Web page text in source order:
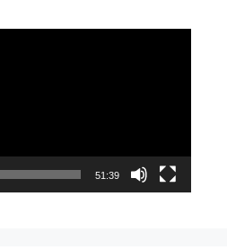
51:39